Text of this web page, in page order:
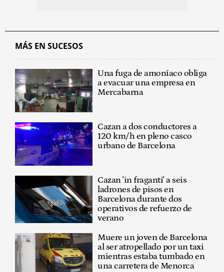
MÁS EN SUCESOS
Una fuga de amoníaco obliga
a evacuar una empresa en
Mercabarna
Cazan a dos conductores a
120 km/h en pleno casco
urbano de Barcelona
Cazan 'in fraganti' a seis
ladrones de pisos en
Barcelona durante dos
operativos de refuerzo de
verano
Muere un joven de Barcelona
al ser atropellado por un taxi
mientras estaba tumbado en
una carretera de Menorca